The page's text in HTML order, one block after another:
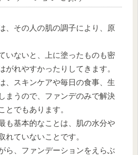
、その人の肌の調子により、原
いないと、上に塗ったものも密
がれやすかったりしてきます。
、スキンケアや毎日の食事、生
まうので、ファンデのみで解決
とでもあります。
も基本的なことは、肌の水分や
れていないことです。
ら、ファンデーションをえらぶ